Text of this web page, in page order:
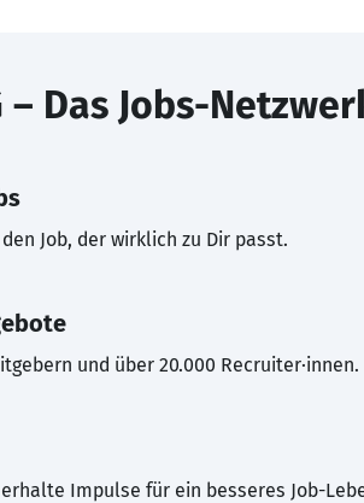
– Das Jobs-
Job, der wirklich zu Dir passt.
und über 20.000 Recruiter·innen.
Impulse für ein besseres Job-